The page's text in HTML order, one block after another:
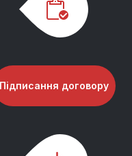
Підписання договору